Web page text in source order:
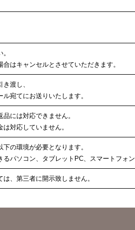
はキャンセルとさせていただきます。
渡し、
宛てにお送りいたします。
には対応できません。
対応していません。
の環境が必要となります。
パソコン、タブレットPC、スマートフォン
、第三者に開示致しません。